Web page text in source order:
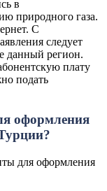
в
природного газа.
С
следует
данный регион.
плату
подать
оформления
для оформления